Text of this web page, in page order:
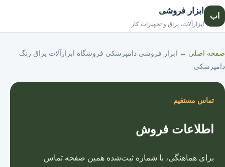
اب
ابزار فروشی
ابزارآلات، یراق و تجهیزات کار
صفحه اصلی ← ابزار فروشی دامپزشکی فروشگاه ابزارآلات یراق رنگ
دامپزشکی
تماس مستقیم
اطلاعات فروش
برای هماهنگی، با شماره ثبت‌شده همین صفحه تماس